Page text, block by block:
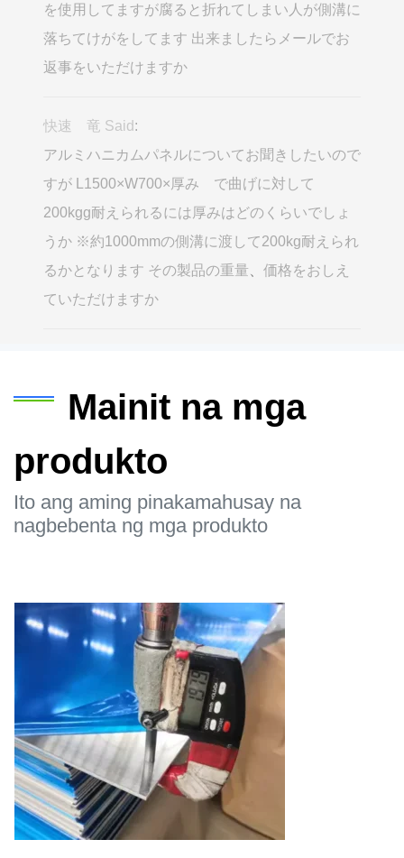
を使用してますが腐ると折れてしまい人が側溝に
落ちてけがをしてます 出来ましたらメールでお
返事をいただけますか
快速 竜 Said :
アルミハニカムパネルについてお聞きしたいので
すが L1500×W700×厚み で曲げに対して
200kgg耐えられるには厚みはどのくらいでしょ
うか ※約1000mmの側溝に渡して200kg耐えられ
るかとなります その製品の重量
価格をおしえ
ていただけますか
Mainit na mga
produkto
Ito ang aming pinakamahusay na
nagbebenta ng mga produkto